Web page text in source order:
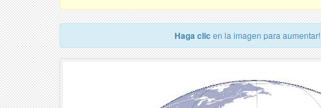
Haga clic en la imagen para aumentar!